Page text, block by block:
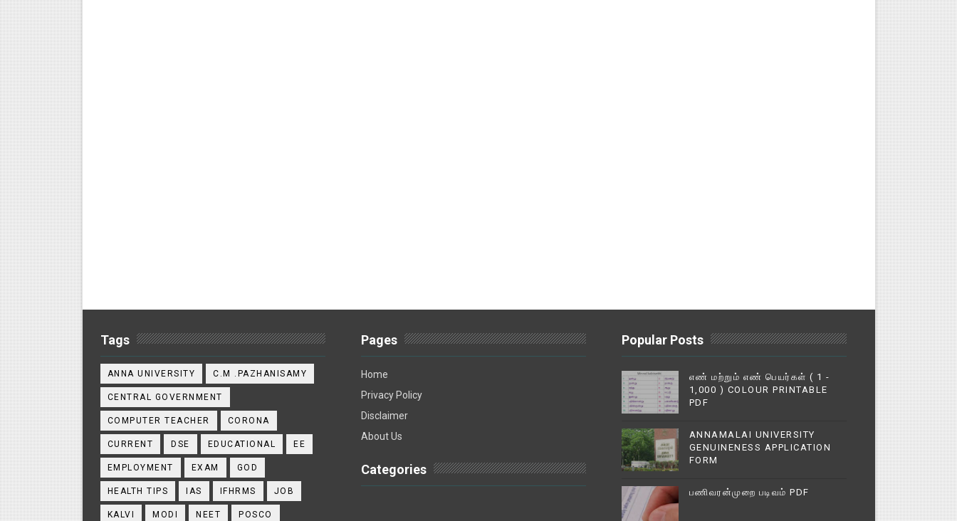
Tags
ANNA UNIVERSITY C.M .PAZHANISAMY
CENTRAL GOVERNMENT
COMPUTER TEACHER CORONA
CURRENT DSE EDUCATIONAL EE
EMPLOYMENT EXAM GOD
HEALTH TIPS IAS IFHRMS JOB
KALVI MODI NEET POSCO
Pages
Home
Privacy Policy
Disclaimer
About Us
Categories
Popular Posts
எண் மற்றும் எண் பெயர்கள் ( 1 -
1,000 ) COLOUR PRINTABLE
PDF
ANNAMALAI UNIVERSITY
GENUINENESS APPLICATION
FORM
பணிவரன்முறை படிவம் PDF